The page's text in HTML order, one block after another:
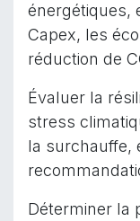
énergétiques,
Capex, les
réduction de
Évaluer la
stress
la surchauffe,
Déterminer la